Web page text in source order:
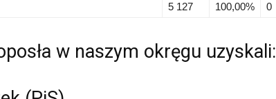
5 127 100,00% 0
w naszym okręgu uzyskali: